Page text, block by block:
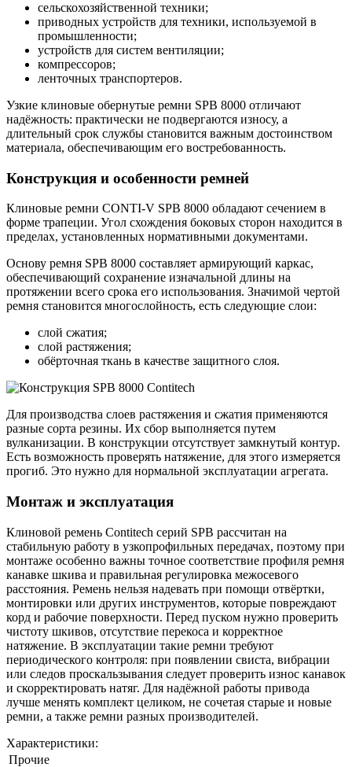
сельскохозяйственной техники;
приводных устройств для техники, используемой в
промышленности;
устройств для систем вентиляции;
компрессоров;
ленточных транспортеров.
Узкие клиновые обернутые ремни SPB 8000 отличают
надёжность: практически не подвергаются износу, а
длительный срок службы становится важным достоинством
материала, обеспечивающим его востребованность.
Конструкция и особенности ремней
Клиновые ремни CONTI-V SPB 8000 обладают сечением в
форме трапеции. Угол схождения боковых сторон находится в
пределах, установленных нормативными документами.
Основу ремня SPB 8000 составляет армирующий каркас,
обеспечивающий сохранение изначальной длины на
протяжении всего срока его использования. Значимой чертой
ремня становится многослойность, есть следующие слои:
слой сжатия;
слой растяжения;
обёрточная ткань в качестве защитного слоя.
Для производства слоев растяжения и сжатия применяются
разные сорта резины. Их сбор выполняется путем
вулканизации. В конструкции отсутствует замкнутый контур.
Есть возможность проверять натяжение, для этого измеряется
прогиб. Это нужно для нормальной эксплуатации агрегата.
Монтаж и эксплуатация
Клиновой ремень Contitech серий SPB рассчитан на
стабильную работу в узкопрофильных передачах, поэтому при
монтаже особенно важны точное соответствие профиля ремня
канавке шкива и правильная регулировка межосевого
расстояния. Ремень нельзя надевать при помощи отвёртки,
монтировки или других инструментов, которые повреждают
корд и рабочие поверхности. Перед пуском нужно проверить
чистоту шкивов, отсутствие перекоса и корректное
натяжение. В эксплуатации такие ремни требуют
периодического контроля: при появлении свиста, вибрации
или следов проскальзывания следует проверить износ канавок
и скорректировать натяг. Для надёжной работы привода
лучше менять комплект целиком, не сочетая старые и новые
ремни, а также ремни разных производителей.
Характеристики:
Прочие